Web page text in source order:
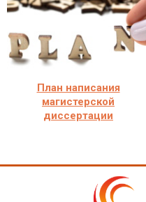
План написания
магистерской
диссертации